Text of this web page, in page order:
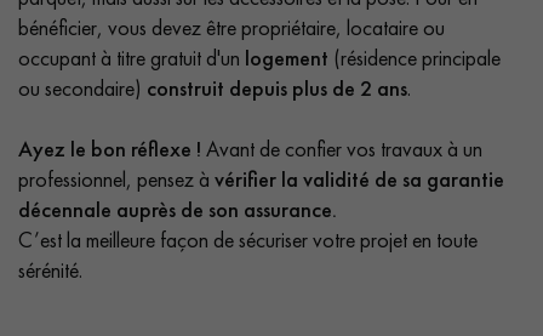
bénéficier, vous devez être propriétaire, locataire ou
occupant à titre gratuit d'un logement (résidence principale
ou secondaire) construit depuis plus de 2 ans.
Ayez le bon réflexe ! Avant de confier vos travaux à un
professionnel, pensez à vérifier la validité de sa garantie
décennale auprès de son assurance.
C’est la meilleure façon de sécuriser votre projet en toute
sérénité.